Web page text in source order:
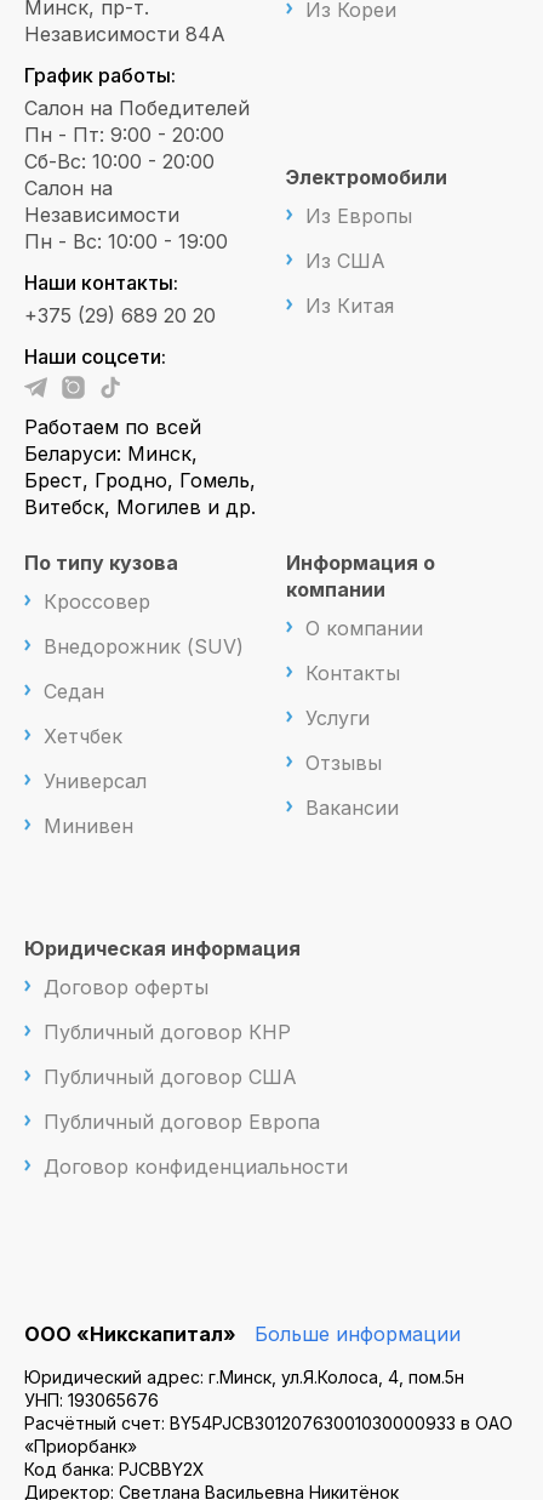
Минск, пр-т.
Независимости 84А
График работы:
Салон на Победителей
Пн - Пт: 9:00 - 20:00
Сб-Вс: 10:00 - 20:00
Салон на
Независимости
Пн - Вс: 10:00 - 19:00
Наши контакты:
+375 (29) 689 20 20
Наши соцсети:
Работаем по всей
Беларуси: Минск,
Брест, Гродно, Гомель,
Витебск, Могилев и др.
Из Кореи
Электромобили
Из Европы
Из США
Из Китая
По типу кузова
Кроссовер
Внедорожник (SUV)
Седан
Хетчбек
Универсал
Минивен
Информация о
компании
О компании
Контакты
Услуги
Отзывы
Вакансии
Юридическая информация
Договор оферты
Публичный договор КНР
Публичный договор США
Публичный договор Европа
Договор конфиденциальности
ООО «Никскапитал» Больше информации
Юридический адрес: г.Минск, ул.Я.Колоса, 4, пом.5н
УНП: 193065676
Расчётный счет: BY54PJCB30120763001030000933 в ОАО
«Приорбанк»
Код банка: PJCBBY2X
Директор: Светлана Васильевна Никитёнок